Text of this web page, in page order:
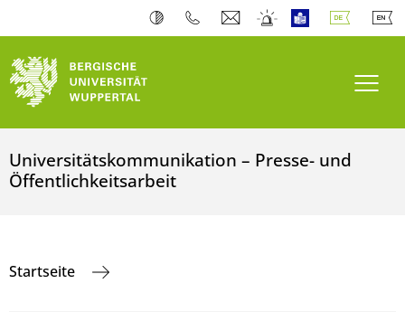
Universitätskommunikation – Presse- und
Öffentlichkeitsarbeit
Startseite